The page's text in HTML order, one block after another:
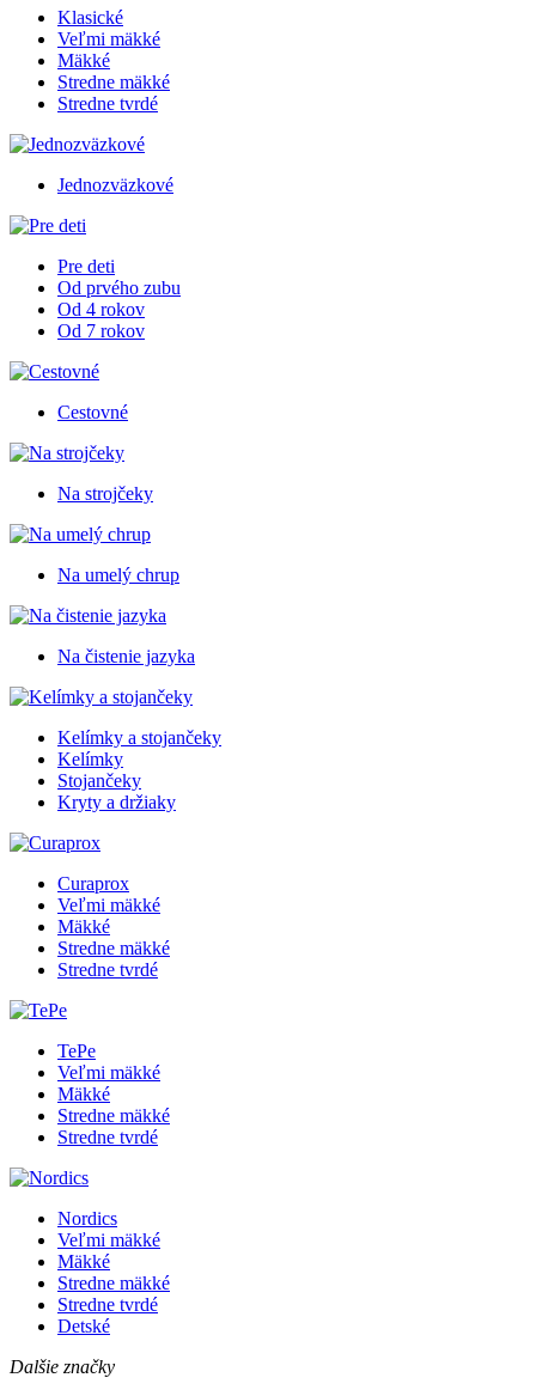
Klasické
Veľmi mäkké
Mäkké
Stredne mäkké
Stredne tvrdé
Jednozväzkové
Pre deti
Od prvého zubu
Od 4 rokov
Od 7 rokov
Cestovné
Na strojčeky
Na umelý chrup
Na čistenie jazyka
Kelímky a stojančeky
Kelímky
Stojančeky
Kryty a držiaky
Curaprox
Veľmi mäkké
Mäkké
Stredne mäkké
Stredne tvrdé
TePe
Veľmi mäkké
Mäkké
Stredne mäkké
Stredne tvrdé
Nordics
Veľmi mäkké
Mäkké
Stredne mäkké
Stredne tvrdé
Detské
Dalšie značky